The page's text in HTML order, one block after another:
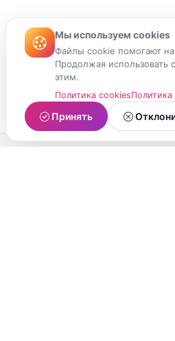
Мы используем cookies
Файлы cookie помогают
Продолжая использовать
этим.
Политика cookiesПолитика
Принять